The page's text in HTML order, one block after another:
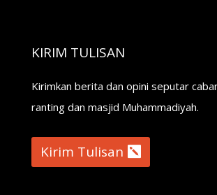
KIRIM TULISAN
Kirimkan berita dan opini seputar
ranting dan masjid Muhammadiyah.
Kirim Tulisan